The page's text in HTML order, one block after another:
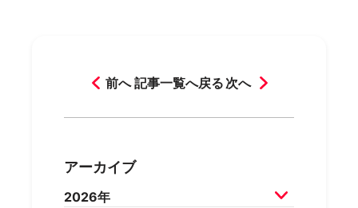
前へ 記事一覧へ戻る 次へ
アーカイブ
2026年